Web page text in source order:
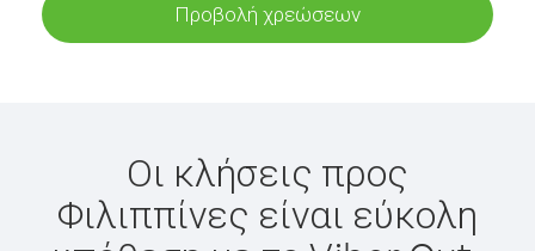
Προβολή χρεώσεων
Οι κλήσεις προς
Φιλιππίνες είναι εύκολη